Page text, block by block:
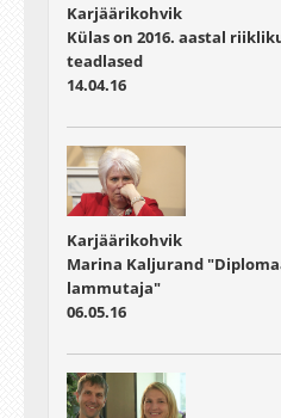
Karjäärikohvik
Külas on 2016. aastal
teadlased
14.04.16
Karjäärikohvik
Marina Kaljurand
lammutaja"
06.05.16